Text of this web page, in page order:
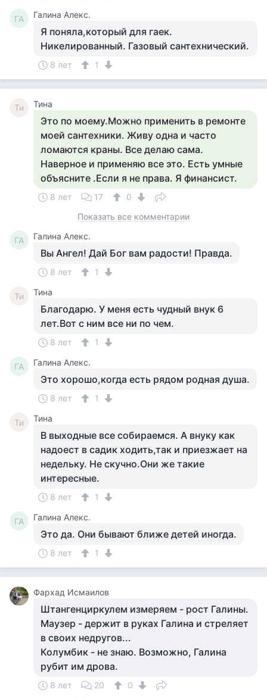
ГА Галина Алекс.
Я поняла,который для гаек.
Никелированный. Газовый сантехнический.
8 лет 1
Ти Тина
Это по моему.Можно применить в ремонте
моей сантехники. Живу одна и часто
ломаются краны. Все делаю сама.
Наверное и применяю все это. Есть умные
объясните .Если я не права. Я финансист.
8 лет 17
0
Показать все комментарии
ГА Галина Алекс.
Вы Ангел! Дай Бог вам радости! Правда.
8 лет 1
Ти Тина
Благодарю. У меня есть чудный внук 6
лет.Вот с ним все ни по чем.
8 лет 1
ГА Галина Алекс.
Это хорошо,когда есть рядом родная душа.
8 лет 1
Ти Тина
В выходные все собираемся. А внуку как
надоест в садик ходить,так и приезжает на
недельку. Не скучно.Они же такие
интересные.
8 лет 1
ГА Галина Алекс.
Это да. Они бывают ближе детей иногда.
8 лет 1
Фархад Исмаилов
Штангенциркулем измеряем - рост Галины.
Маузер - держит в руках Галина и стреляет
в своих недругов...
Колумбик - не знаю. Возможно, Галина
рубит им дрова.
8 лет 20
0